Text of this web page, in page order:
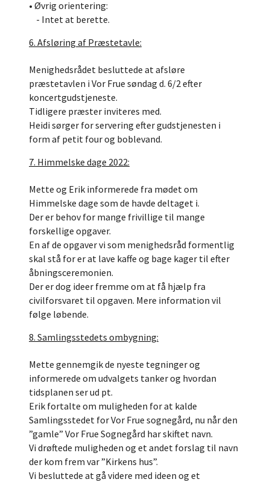
• Øvrig orientering:
- Intet at berette.
6. Afsløring af Præstetavle:
Menighedsrådet besluttede at afsløre
præstetavlen i Vor Frue søndag d. 6/2 efter
koncertgudstjeneste.
Tidligere præster inviteres med.
Heidi sørger for servering efter gudstjenesten i
form af petit four og boblevand.
7. Himmelske dage 2022:
Mette og Erik informerede fra mødet om
Himmelske dage som de havde deltaget i.
Der er behov for mange frivillige til mange
forskellige opgaver.
En af de opgaver vi som menighedsråd formentlig
skal stå for er at lave kaffe og bage kager til efter
åbningsceremonien.
Der er dog ideer fremme om at få hjælp fra
civilforsvaret til opgaven. Mere information vil
følge løbende.
8. Samlingsstedets ombygning:
Mette gennemgik de nyeste tegninger og
informerede om udvalgets tanker og hvordan
tidsplanen ser ud pt.
Erik fortalte om muligheden for at kalde
Samlingsstedet for Vor Frue sognegård, nu når den
”gamle” Vor Frue Sognegård har skiftet navn.
Vi drøftede muligheden og et andet forslag til navn
der kom frem var ”Kirkens hus”.
Vi besluttede at gå videre med ideen og et